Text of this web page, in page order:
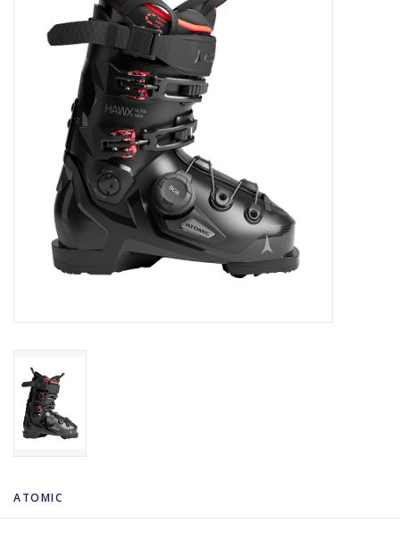
Koopgidsen
ATOMIC